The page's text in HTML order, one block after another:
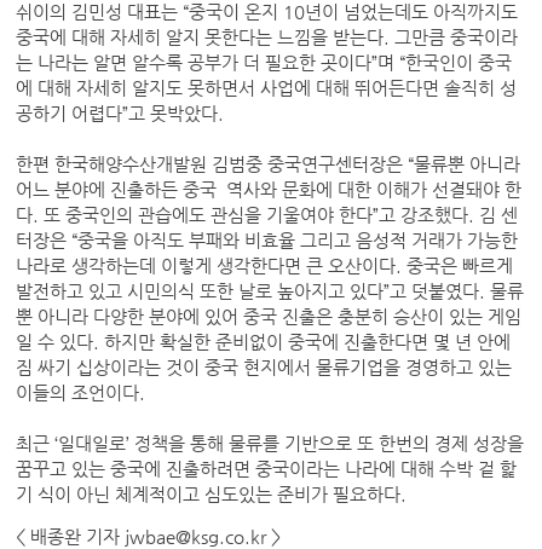
쉬이의 김민성 대표는 “중국이 온지 10년이 넘었는데도 아직까지도
중국에 대해 자세히 알지 못한다는 느낌을 받는다. 그만큼 중국이라
는 나라는 알면 알수록 공부가 더 필요한 곳이다”며 “한국인이 중국
에 대해 자세히 알지도 못하면서 사업에 대해 뛰어든다면 솔직히 성
공하기 어렵다”고 못박았다.
한편 한국해양수산개발원 김범중 중국연구센터장은 “물류뿐 아니라
어느 분야에 진출하든 중국 역사와 문화에 대한 이해가 선결돼야 한
다. 또 중국인의 관습에도 관심을 기울여야 한다”고 강조했다. 김 센
터장은 “중국을 아직도 부패와 비효율 그리고 음성적 거래가 가능한
나라로 생각하는데 이렇게 생각한다면 큰 오산이다. 중국은 빠르게
발전하고 있고 시민의식 또한 날로 높아지고 있다”고 덧붙였다. 물류
뿐 아니라 다양한 분야에 있어 중국 진출은 충분히 승산이 있는 게임
일 수 있다. 하지만 확실한 준비없이 중국에 진출한다면 몇 년 안에
짐 싸기 십상이라는 것이 중국 현지에서 물류기업을 경영하고 있는
이들의 조언이다.
최근 ‘일대일로’ 정책을 통해 물류를 기반으로 또 한번의 경제 성장을
꿈꾸고 있는 중국에 진출하려면 중국이라는 나라에 대해 수박 겉 핥
기 식이 아닌 체계적이고 심도있는 준비가 필요하다.
< 배종완 기자 jwbae@ksg.co.kr >